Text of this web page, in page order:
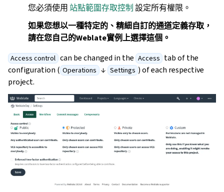
您必須使用 站點範圍存取控制設定所有權限。
如果您想以一種特定的、精細自訂的通道定義存取，
請在您自己的Weblate實例上選擇這個。
Access control can be changed in the Access tab of the
configuration ( Operations ↓ Settings ) of each respective
project.